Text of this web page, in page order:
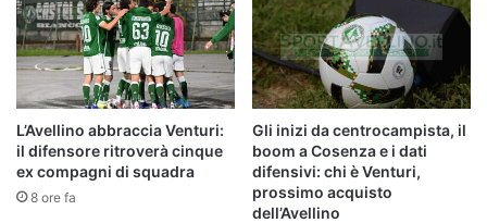
L’Avellino abbraccia Venturi:
il difensore ritroverà cinque
ex compagni di squadra
8 ore fa
Gli inizi da centrocampista, il
boom a Cosenza e i dati
difensivi: chi è Venturi,
prossimo acquisto
dell’Avellino